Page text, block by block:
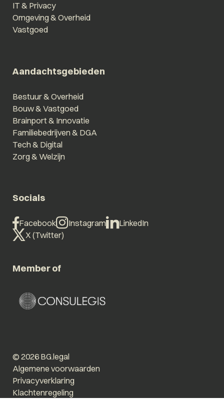
IT & Privacy
Omgeving & Overheid
Vastgoed
Aandachtsgebieden
Bestuur & Overheid
Bouw & Vastgoed
Brainport & Innovatie
Familiebedrijven & DGA
Tech & Digital
Zorg & Welzijn
Socials
Facebook Instagram
LinkedIn
X (Twitter)
Member of
© 2026 BG.legal
Algemene voorwaarden
Privacyverklaring
Klachtenregeling